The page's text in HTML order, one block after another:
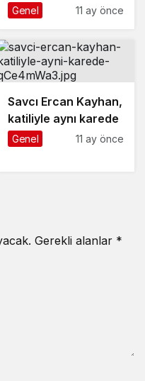
Genel 11 ay önce
Savcı Ercan Kayhan,
katiliyle aynı karede
Genel 11 ay önce
Gerekli alanlar *